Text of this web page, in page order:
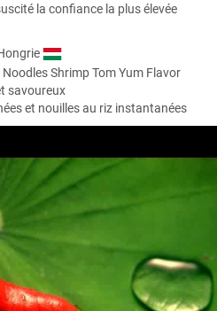
la confiance la plus élevée
Shrimp Tom Yum Flavor
savoureux
et nouilles au riz instantanées